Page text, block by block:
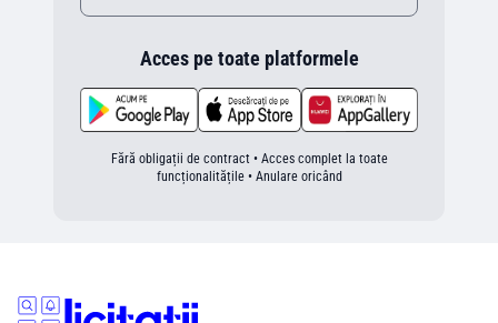
Acces pe toate platformele
Fără obligații de contract • Acces complet la toate
funcționalitățile • Anulare oricând